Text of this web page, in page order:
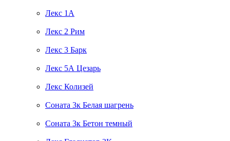
Лекс 1А
Лекс 2 Рим
Лекс 3 Барк
Лекс 5А Цезарь
Лекс Колизей
Соната 3к Белая шагрень
Соната 3к Бетон темный